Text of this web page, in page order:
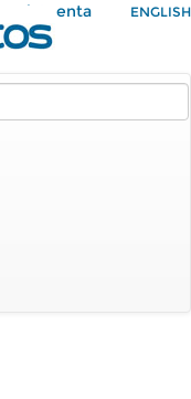
Mi Cuenta ENGLISH